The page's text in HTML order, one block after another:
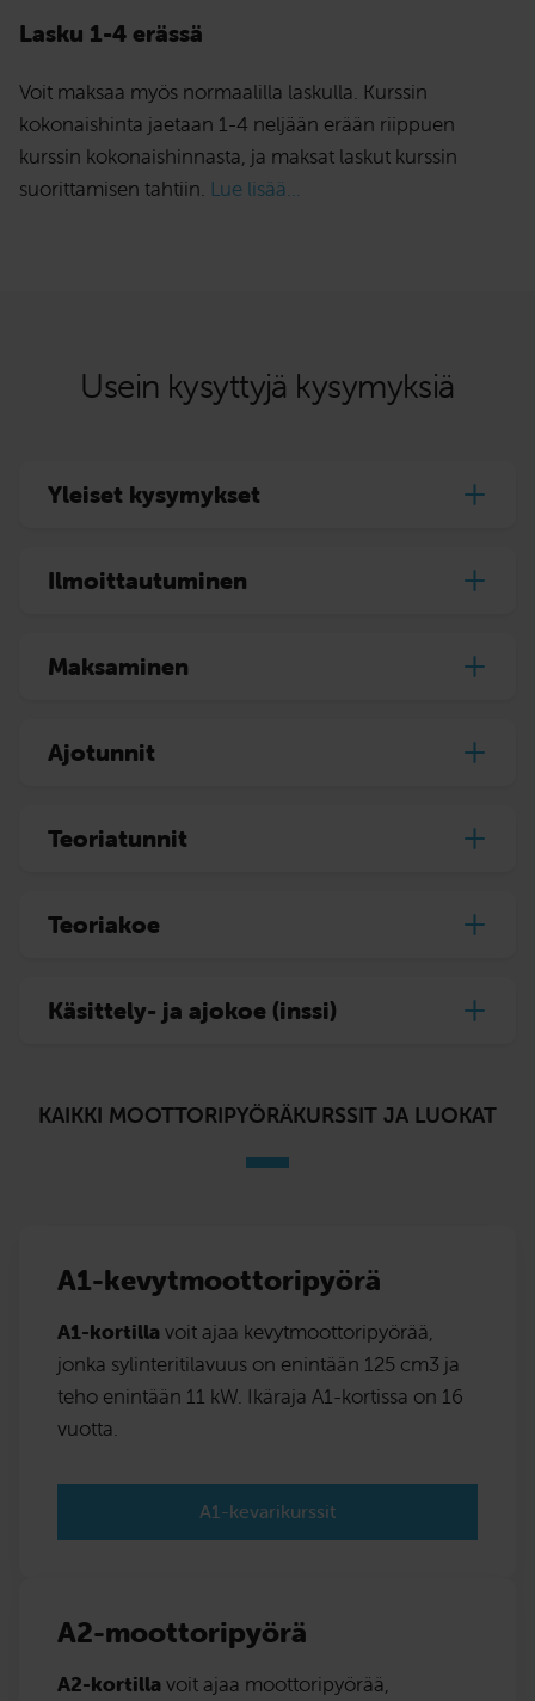
Lasku 1-4 erässä
Voit maksaa myös normaalilla laskulla. Kurssin
kokonaishinta jaetaan 1-4 neljään erään riippuen
kurssin kokonaishinnasta, ja maksat laskut kurssin
suorittamisen tahtiin. Lue lisää...
Usein kysyttyjä kysymyksiä
Yleiset kysymykset
Ilmoittautuminen
Maksaminen
Ajotunnit
Teoriatunnit
Teoriakoe
Käsittely- ja ajokoe (inssi)
KAIKKI MOOTTORIPYÖRÄKURSSIT JA LUOKAT
A1-kevytmoottoripyörä
A1-kortillavoit ajaa kevytmoottoripyörää,
jonka sylinteritilavuus on enintään 125 cm3 ja
teho enintään 11 kW. Ikäraja A1-kortissa on 16
vuotta.
A1-kevarikurssit
A2-moottoripyörä
A2-kortillavoit ajaa moottoripyörää,